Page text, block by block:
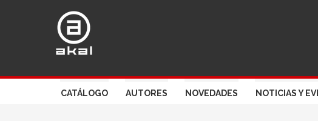
CATÁLOGO AUTORES NOVEDADES NOTICIAS Y